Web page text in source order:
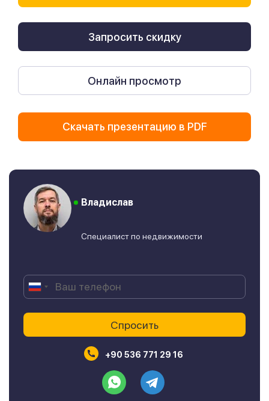
Запросить скидку
Онлайн просмотр
Скачать презентацию в PDF
Владислав
Специалист по недвижимости
+90 536 771 29 16